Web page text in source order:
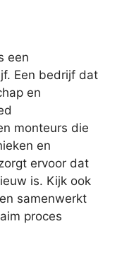
een
Een bedrijf dat
en
monteurs die
en
ervoor dat
is. Kijk ook
samenwerkt
proces